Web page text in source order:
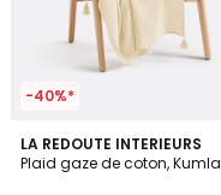
-40%*
LA REDOUTE INTERIEURS
Plaid gaze de coton, Kumla
4,5
/ 5
4
Couleurs